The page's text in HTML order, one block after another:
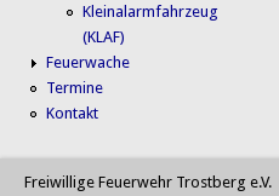
Kleinalarmfahrzeug
(KLAF)
Feuerwache
Termine
Kontakt
Freiwillige Feuerwehr Trostberg e.V.